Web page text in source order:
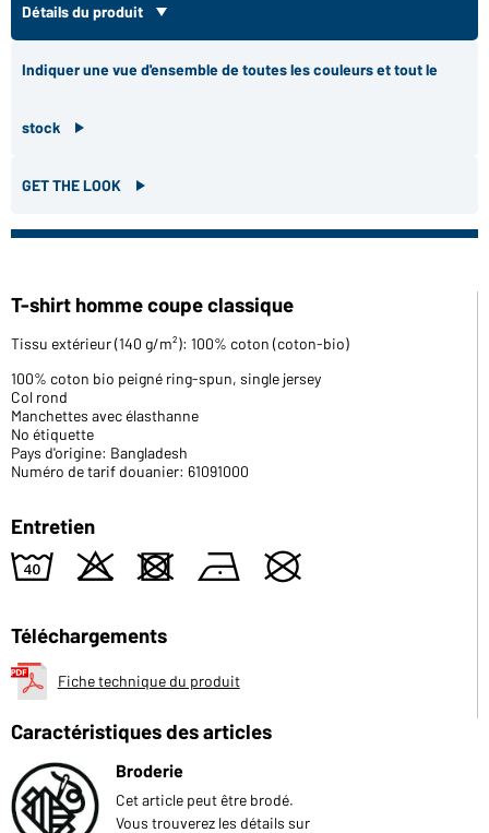
Détails du produit
Indiquer une vue d'ensemble de toutes les couleurs et tout le
stock
GET THE LOOK
T-shirt homme coupe classique
Tissu extérieur (140 g/m²): 100% coton (coton-bio)
100% coton bio peigné ring-spun, single jersey
Col rond
Manchettes avec élasthanne
No étiquette
Pays d'origine: Bangladesh
Numéro de tarif douanier: 61091000
Entretien
8 o d n U
Téléchargements
Fiche technique du produit
Caractéristiques des articles
Broderie
Cet article peut être brodé.
Vous trouverez les détails sur